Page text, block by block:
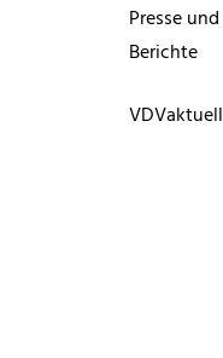
Presse und
Berichte
VDVaktuell